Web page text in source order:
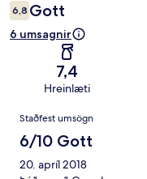
6,8 Gott
6 umsagnir
7,4
Hreinlæti
Umsagnir
Staðfest umsögn
6/10 Gott
20. apríl 2018